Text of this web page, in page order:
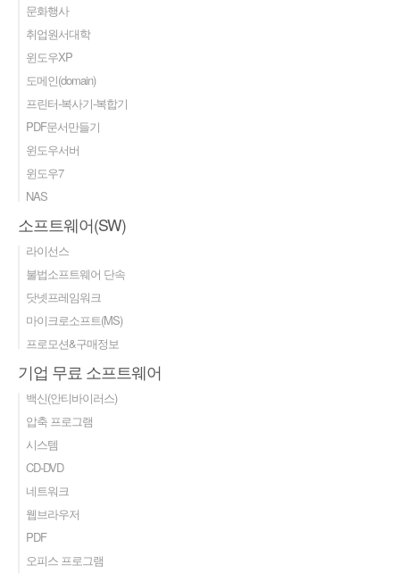
문화행사
취업원서대학
윈도우XP
도메인(domain)
프린터-복사기-복합기
PDF문서만들기
윈도우서버
윈도우7
NAS
소프트웨어(SW)
라이선스
불법소프트웨어 단속
닷넷프레임워크
마이크로소프트(MS)
프로모션&구매정보
기업 무료 소프트웨어
백신(안티바이러스)
압축 프로그램
시스템
CD-DVD
네트워크
웹브라우저
PDF
오피스 프로그램